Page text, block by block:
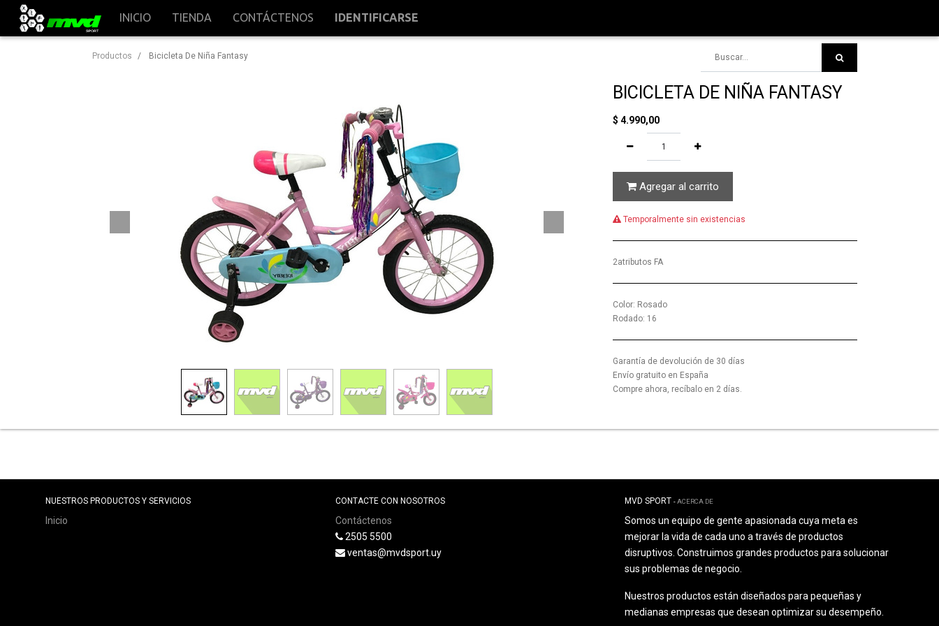
INICIO TIENDA CONTÁCTENOS IDENTIFICARSE
Productos Bicicleta De Niña Fantasy
BICICLETA DE NIÑA FANTASY
$ 4.990,00
Agregar al carrito
Temporalmente sin existencias
2atributos FA
Color: Rosado
Rodado: 16
Garantía de devolución de 30 días
Envío gratuito en España
Compre ahora, recíbalo en 2 días.
NUESTROS PRODUCTOS Y SERVICIOS
Inicio
CONTACTE CON NOSOTROS
Contáctenos
2505 5500
ventas@mvdsport.uy
MVD SPORT -ACERCA DE
Somos un equipo de gente apasionada cuya meta es
mejorar la vida de cada uno a través de productos
disruptivos. Construimos grandes productos para solucionar
sus problemas de negocio.
Nuestros productos están diseñados para pequeñas y
medianas empresas que desean optimizar su desempeño.